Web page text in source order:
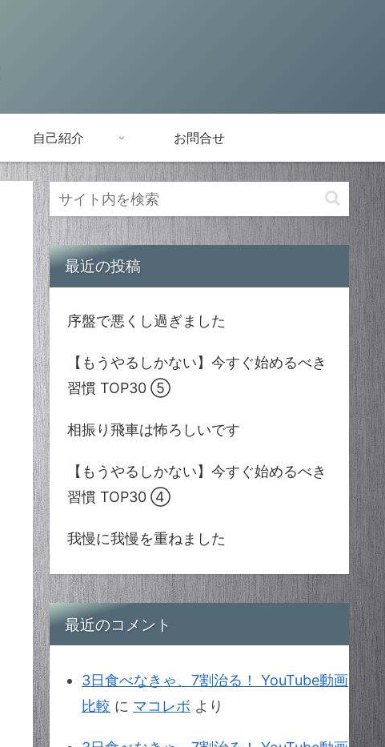
自己紹介 お問合せ
最近の投稿
序盤で悪くし過ぎました
【もうやるしかない】今すぐ始めるべき
習慣 TOP30 ⑤
相振り飛車は怖ろしいです
【もうやるしかない】今すぐ始めるべき
習慣 TOP30 ④
我慢に我慢を重ねました
最近のコメント
3日食べなきゃ、7割治る！ YouTube動画
比較 に マコレボ より